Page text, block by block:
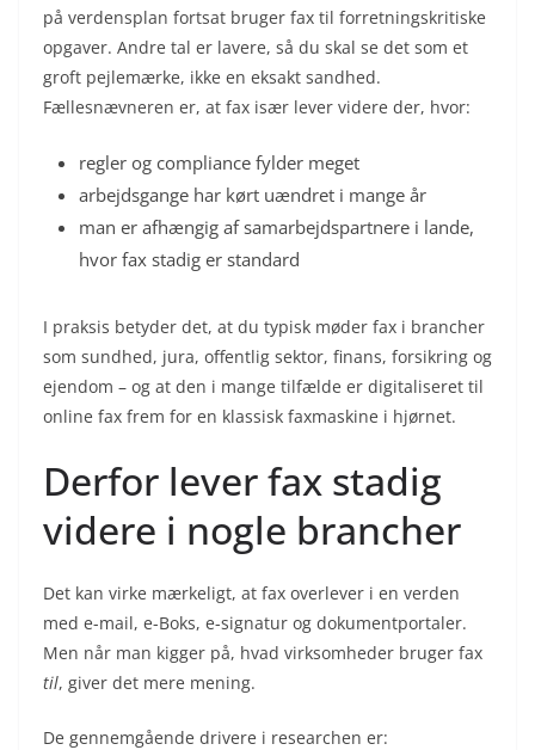
på verdensplan fortsat bruger fax til forretningskritiske
opgaver. Andre tal er lavere, så du skal se det som et
groft pejlemærke, ikke en eksakt sandhed.
Fællesnævneren er, at fax især lever videre der, hvor:
regler og compliance fylder meget
arbejdsgange har kørt uændret i mange år
man er afhængig af samarbejdspartnere i lande,
hvor fax stadig er standard
I praksis betyder det, at du typisk møder fax i brancher
som sundhed, jura, offentlig sektor, finans, forsikring og
ejendom – og at den i mange tilfælde er digitaliseret til
online fax frem for en klassisk faxmaskine i hjørnet.
Derfor lever fax stadig
videre i nogle brancher
Det kan virke mærkeligt, at fax overlever i en verden
med e-mail, e-Boks, e-signatur og dokumentportaler.
Men når man kigger på, hvad virksomheder bruger fax
til, giver det mere mening.
De gennemgående drivere i researchen er: